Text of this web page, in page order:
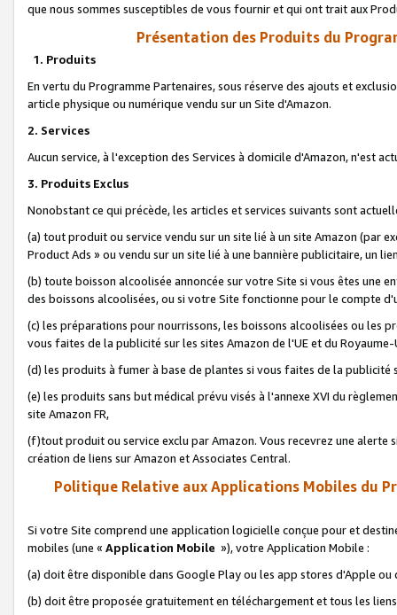
que nous sommes susceptibles de vous fournir et qui ont trait aux
Présentation des Produits du
1. Produits
En vertu du Programme Partenaires, sous réserve des ajouts et
article physique ou numérique vendu sur un Site d'Amazon.
2. Services
Aucun service, à l'exception des Services à domicile d'Amazon, n'est
3. Produits Exclus
Nonobstant ce qui précède, les articles et services suivants sont
(a) tout produit ou service vendu sur un site lié à un site Amazon (par
Product Ads » ou vendu sur un site lié à une bannière publicitaire, un
(b) toute boisson alcoolisée annoncée sur votre Site si vous êtes une
des boissons alcoolisées, ou si votre Site fonctionne pour le compte
(c) les préparations pour nourrissons, les boissons alcoolisées ou les
vous faites de la publicité sur les sites Amazon de l'UE et du Royaume-
(d) les produits à fumer à base de plantes si vous faites de la publicité
(e) les produits sans but médical prévu visés à l'annexe XVI du
site Amazon FR,
(f)tout produit ou service exclu par Amazon. Vous recevrez une alerte
création de liens sur Amazon et Associates Central.
Politique Relative aux Applications Mobiles du
Si votre Site comprend une application logicielle conçue pour et
mobiles (une « Application Mobile »), votre Application Mobile :
(a) doit être disponible dans Google Play ou les app stores d'Apple ou
(b) doit être proposée gratuitement en téléchargement et tous les